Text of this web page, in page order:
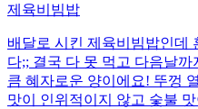
제육비빔밥
배달로 시킨 제육비빔밥인데
다;; 결국 다 못 먹고 다음날
큼 혜자로운 양이에요! 뚜껑
맛이 인위적이지 않고 숯불